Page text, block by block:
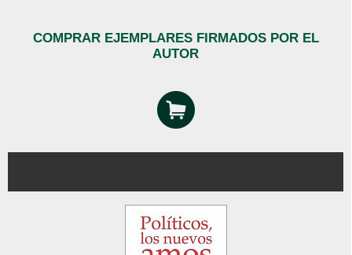
COMPRAR EJEMPLARES FIRMADOS POR EL
AUTOR